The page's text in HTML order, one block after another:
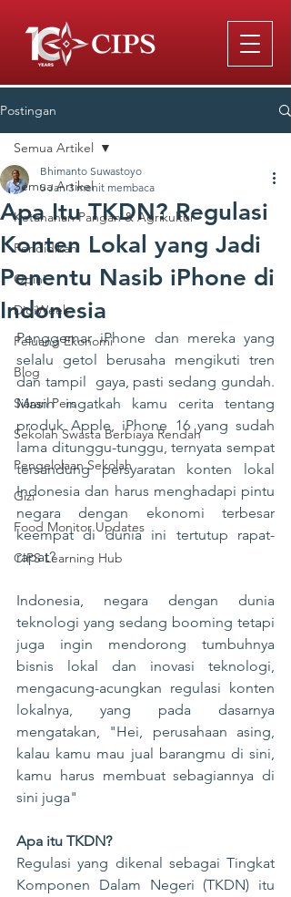
Postingan
Semua Artikel
Ketahanan Pangan & Agrikultur
Pendidikan
Opini
DigiWeek
Peluang Ekonomi
Blog
Siaran Pers
Sekolah Swasta Berbiaya Rendah
Pengelolaan Sekolah
Gizi
Food Monitor Updates
CIPS Learning Hub
Semua Artikel
Apa Itu TKDN? Regulasi
Konten Lokal yang Jadi
Penentu Nasib iPhone di
Indonesia
Bhimanto Suwastoyo
5 Jan 3 menit membaca
Penggemar iPhone dan mereka yang
selalu getol berusaha mengikuti tren
dan tampil  gaya, pasti sedang gundah.
Masih ingatkah kamu cerita tentang
produk Apple, iPhone 16 yang sudah
lama ditunggu-tunggu, ternyata sempat
tersandung persyaratan konten lokal
Indonesia dan harus menghadapi pintu
negara dengan ekonomi terbesar
keempat di dunia ini tertutup rapat-
rapat?
Indonesia, negara dengan dunia
teknologi yang sedang booming tetapi
juga ingin mendorong tumbuhnya
bisnis lokal dan inovasi teknologi,
mengacung-acungkan regulasi konten
lokalnya, yang pada dasarnya
mengatakan, "Hei, perusahaan asing,
kalau kamu mau jual barangmu di sini,
kamu harus membuat sebagiannya di
sini juga"
Apa itu TKDN?
Regulasi yang dikenal sebagai Tingkat
Komponen Dalam Negeri (TKDN) itu